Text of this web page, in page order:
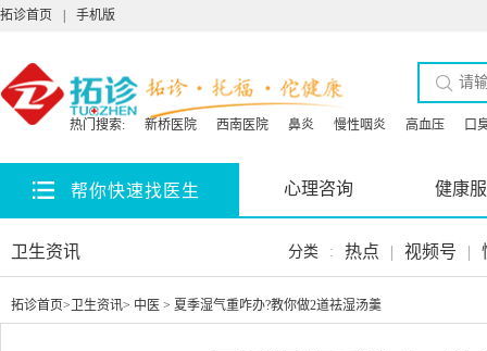
拓诊首页 手机版
热门搜索: 新桥医院 西南医院 鼻炎 慢性咽炎 高血压 口
帮你快速找医生 心理咨询 健康
卫生资讯 分类 : 热点 | 视频号 |
拓诊首页> 卫生资讯> 中医 > 夏季湿气重咋办?教你做2道祛湿汤羹